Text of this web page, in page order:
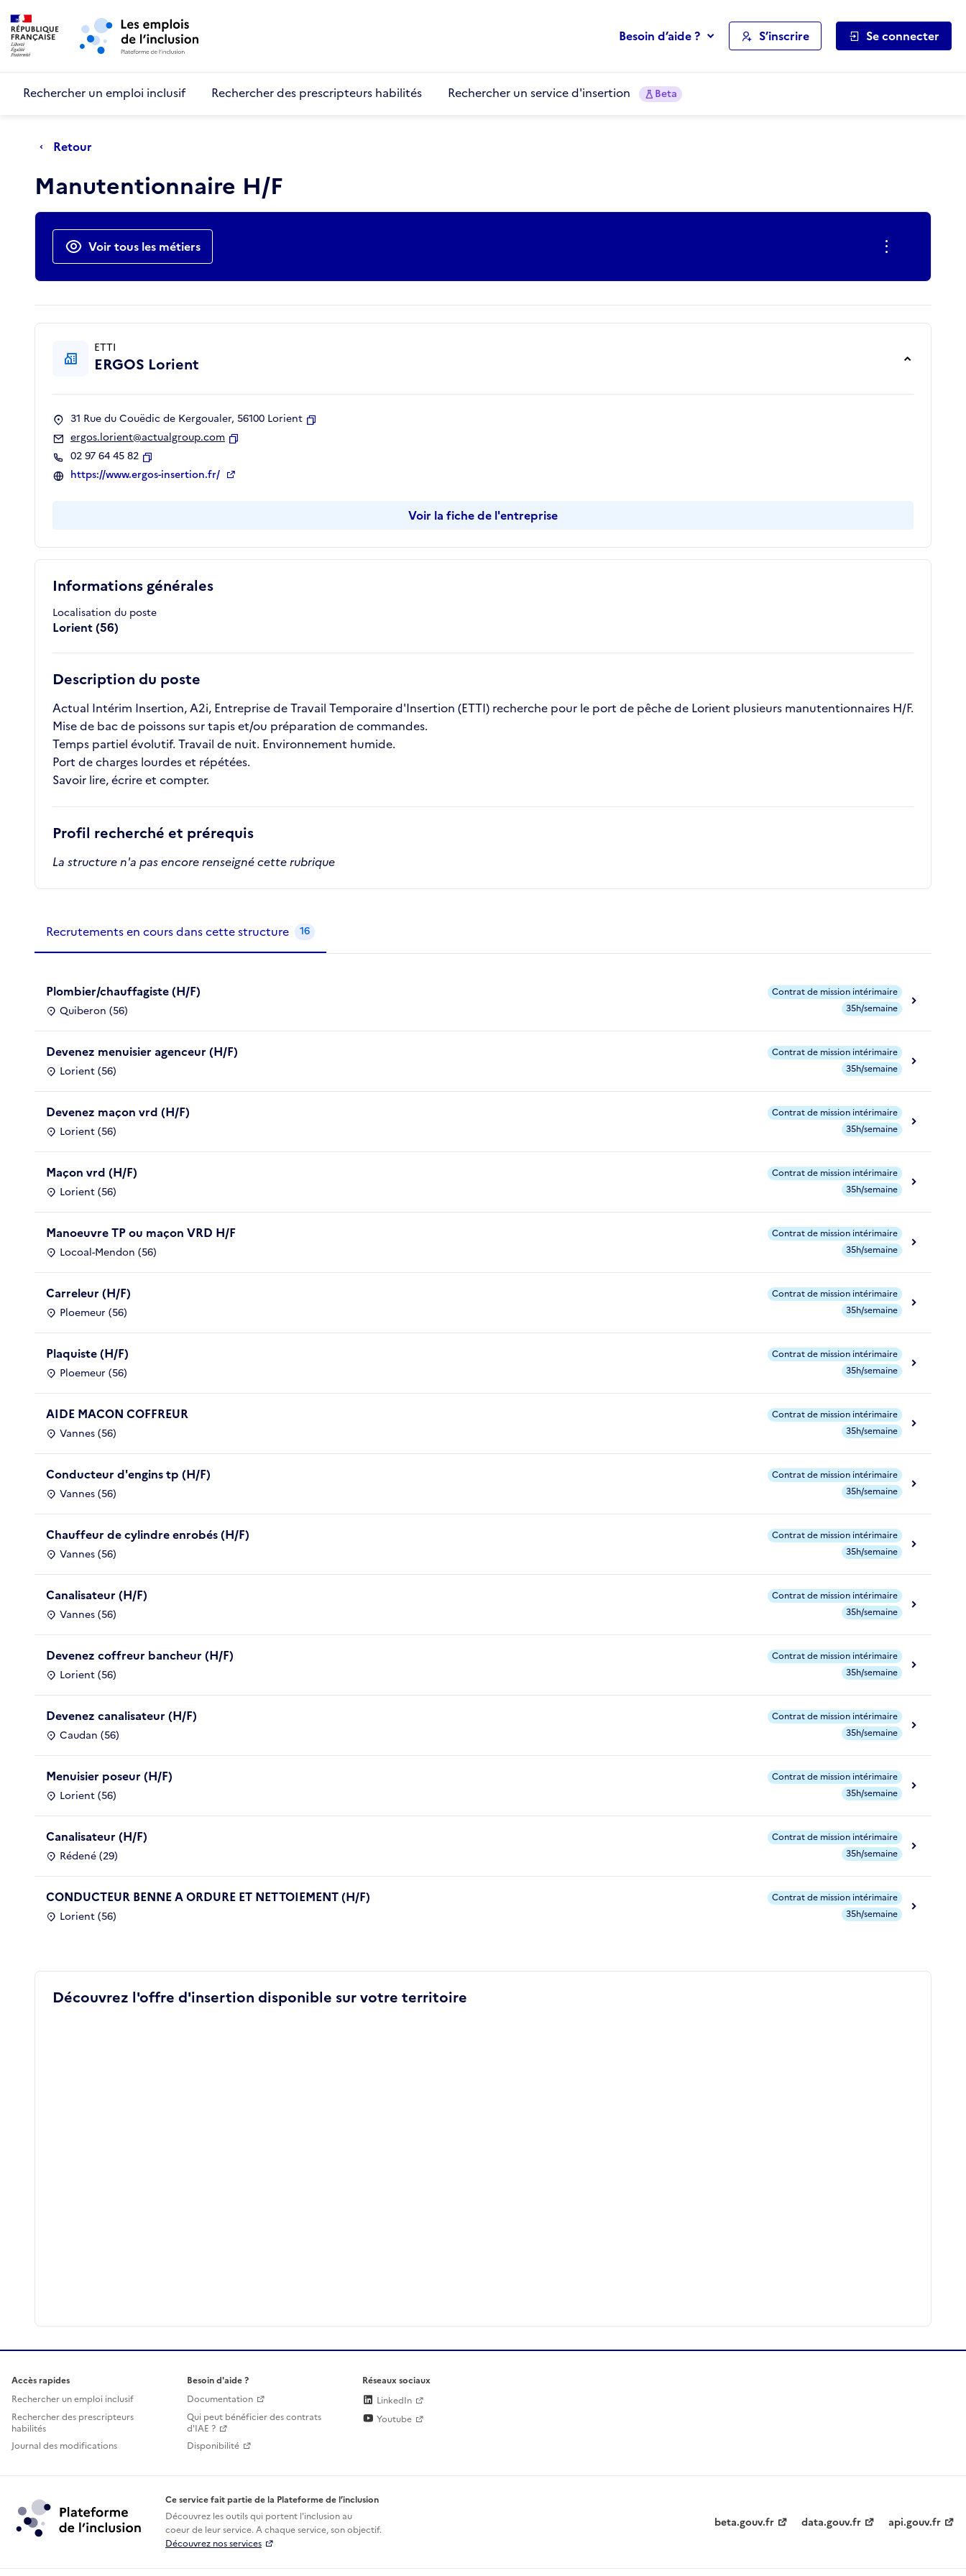
Aller au menu principal
Besoin d’aide ? S’inscrire Se connecter
Rechercher un emploi inclusif Rechercher des prescripteurs habilités Rechercher un service d'insertion Beta
Retour
Manutentionnaire H/F
Actions rapides
Voir tous les métiers
Informations générales
Localisation du poste
Lorient (56)
Description du poste
Actual Intérim Insertion, A2i, Entreprise de Travail Temporaire d'Insertion (ETTI) recherche pour le port de pêche de Lorient plusieurs manutentionnaires H/F.
Mise de bac de poissons sur tapis et/ou préparation de commandes.
Temps partiel évolutif. Travail de nuit. Environnement humide.
Port de charges lourdes et répétées.
Savoir lire, écrire et compter.
Profil recherché et prérequis
La structure n'a pas encore renseigné cette rubrique
ETTI
ERGOS Lorient
31 Rue du Couëdic de Kergoualer, 56100 Lorient
ergos.lorient@actualgroup.com
02 97 64 45 82
Copier
https://www.ergos-insertion.fr/
Voir la fiche de l'entreprise
Recrutements de la structure
Recrutements en cours dans cette structure 16
Plombier/chauffagiste (H/F)
Quiberon (56)
Contrat de mission intérimaire
35h/semaine
Devenez menuisier agenceur (H/F)
Lorient (56)
Contrat de mission intérimaire
35h/semaine
Devenez maçon vrd (H/F)
Lorient (56)
Contrat de mission intérimaire
35h/semaine
Maçon vrd (H/F)
Lorient (56)
Contrat de mission intérimaire
35h/semaine
Manoeuvre TP ou maçon VRD H/F
Locoal-Mendon (56)
Contrat de mission intérimaire
35h/semaine
Carreleur (H/F)
Ploemeur (56)
Contrat de mission intérimaire
35h/semaine
Plaquiste (H/F)
Ploemeur (56)
Contrat de mission intérimaire
35h/semaine
AIDE MACON COFFREUR
Vannes (56)
Contrat de mission intérimaire
35h/semaine
Conducteur d'engins tp (H/F)
Vannes (56)
Contrat de mission intérimaire
35h/semaine
Chauffeur de cylindre enrobés (H/F)
Vannes (56)
Contrat de mission intérimaire
35h/semaine
Canalisateur (H/F)
Vannes (56)
Contrat de mission intérimaire
35h/semaine
Devenez coffreur bancheur (H/F)
Lorient (56)
Contrat de mission intérimaire
35h/semaine
Devenez canalisateur (H/F)
Caudan (56)
Contrat de mission intérimaire
35h/semaine
Menuisier poseur (H/F)
Lorient (56)
Contrat de mission intérimaire
35h/semaine
Canalisateur (H/F)
Rédené (29)
Contrat de mission intérimaire
35h/semaine
CONDUCTEUR BENNE A ORDURE ET NETTOIEMENT (H/F)
Lorient (56)
Contrat de mission intérimaire
35h/semaine
Découvrez l'offre d'insertion disponible sur votre territoire
Accès rapides
Rechercher un emploi inclusif
Rechercher des prescripteurs
habilités
Journal des modifications
Besoin d'aide ?
Documentation
Qui peut bénéficier des contrats
d'IAE ?
Disponibilité
Réseaux sociaux
LinkedIn
Youtube
Ce service fait partie de la Plateforme de l’inclusion
Découvrez les outils qui portent l'inclusion au
coeur de leur service. A chaque service, son objectif.
Découvrez nos services
beta.gouv.fr data.gouv.fr api.gouv.fr